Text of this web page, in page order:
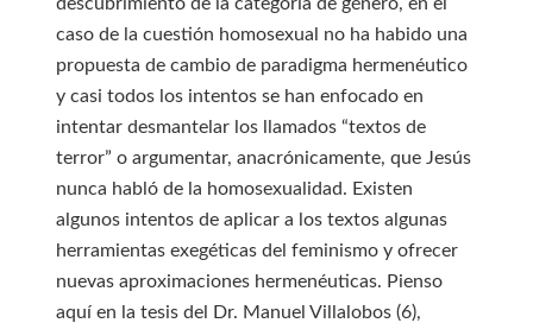
caso de la cuestión homosexual no ha habido una
propuesta de cambio de paradigma hermenéutico
y casi todos los intentos se han enfocado en
intentar desmantelar los llamados “textos de
terror” o argumentar, anacrónicamente, que Jesús
nunca habló de la homosexualidad. Existen
algunos intentos de aplicar a los textos algunas
herramientas exegéticas del feminismo y ofrecer
nuevas aproximaciones hermenéuticas. Pienso
aquí en la tesis del Dr. Manuel Villalobos (6),